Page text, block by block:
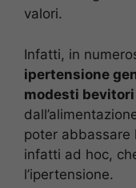
valori.
Infatti, in
ipertensione
modesti
poter abbassare
infatti ad hoc,
l’ipertensione.